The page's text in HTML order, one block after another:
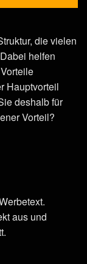
die vielen
helfen
Hauptvorteil
deshalb für
Vorteil?
aus und